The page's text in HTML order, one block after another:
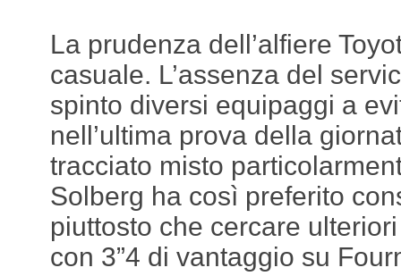
La prudenza dell’alfiere
casuale. L’assenza del
spinto diversi equipaggi a
nell’ultima prova della
tracciato misto
Solberg ha così preferito
piuttosto che cercare
con 3”4 di vantaggio su